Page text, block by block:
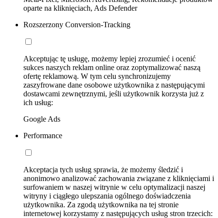
oparte na kliknięciach, Ads Defender
Rozszerzony Conversion-Tracking
Akceptując tę usługę, możemy lepiej zrozumieć i ocenić
sukces naszych reklam online oraz zoptymalizować naszą
ofertę reklamową. W tym celu synchronizujemy
zaszyfrowane dane osobowe użytkownika z następującymi
dostawcami zewnętrznymi, jeśli użytkownik korzysta już z
ich usług:
Google Ads
Performance
Akceptacja tych usług sprawia, że możemy śledzić i
anonimowo analizować zachowania związane z kliknięciami i
surfowaniem w naszej witrynie w celu optymalizacji naszej
witryny i ciągłego ulepszania ogólnego doświadczenia
użytkownika. Za zgodą użytkownika na tej stronie
internetowej korzystamy z następujących usług stron trzecich: